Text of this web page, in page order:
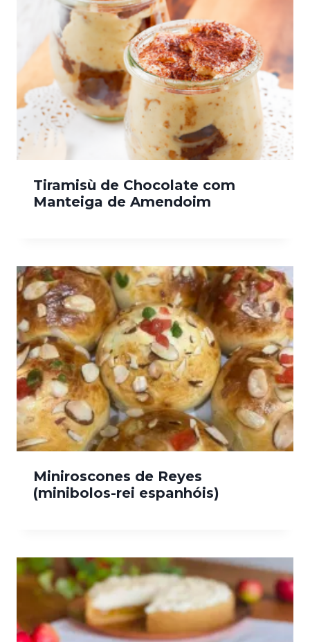
Tiramisù de Chocolate com
Manteiga de Amendoim
Miniroscones de Reyes
(minibolos-rei espanhóis)